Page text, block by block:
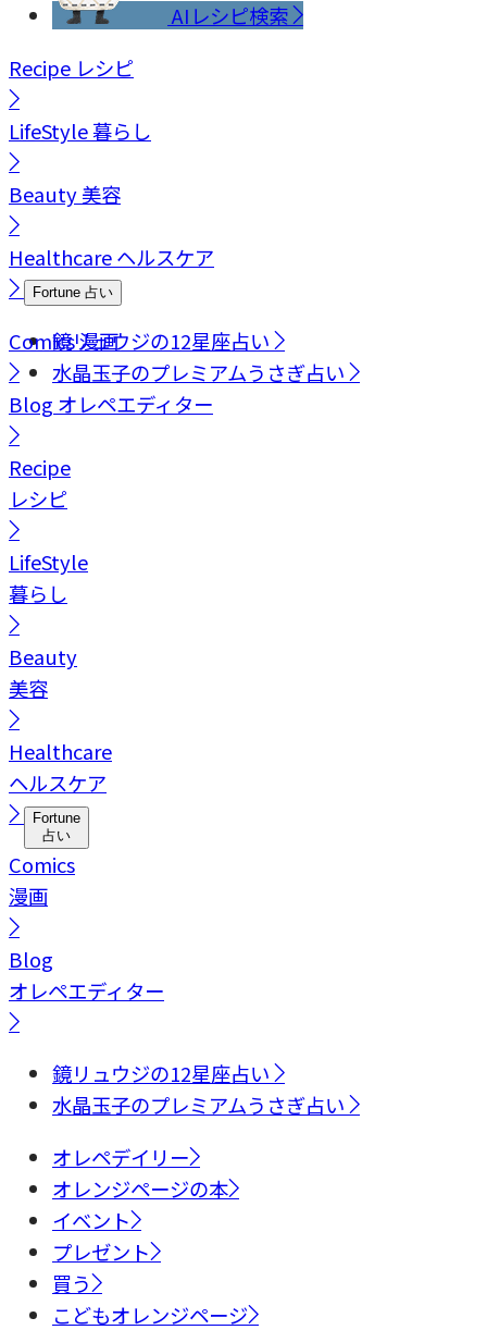
AIレシピ検索
Recipe レシピ
LifeStyle暮らし
Beauty美容
Healthcareヘルスケア
Fortune 占い
鏡リュウジの12星座占い
水晶玉子のプレミアムうさぎ占い
Comics漫画
Blog オレペエディター
Recipe
レシピ
LifeStyle
暮らし
Beauty
美容
Healthcare
ヘルスケア
Fortune
占い
Comics
漫画
Blog
オレペエディター
鏡リュウジの12星座占い
水晶玉子のプレミアムうさぎ占い
オレペデイリー
オレンジページの本
イベント
プレゼント
買う
こどもオレンジページ